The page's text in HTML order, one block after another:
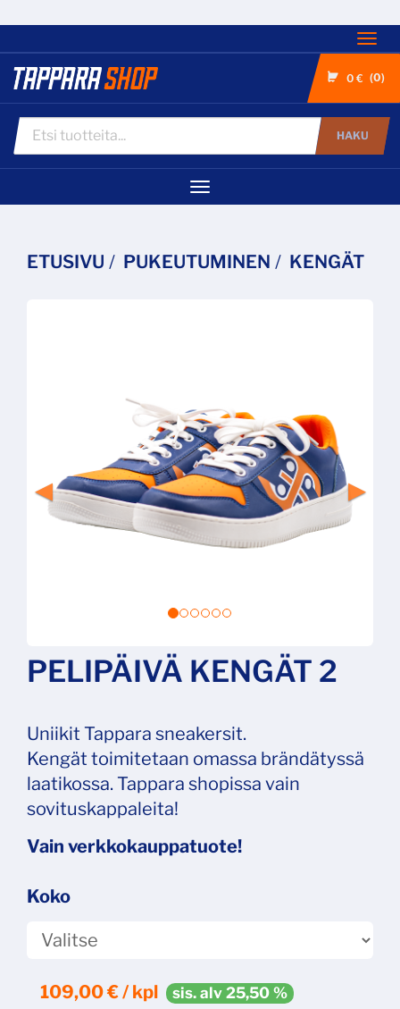
0 € 0
HAKU
Navigaatio
ETUSIVU PUKEUTUMINEN KENGÄT
PELIPÄIVÄ KENGÄT 2
Uniikit Tappara sneakersit.
Kengät toimitetaan omassa brändätyssä
laatikossa. Tappara shopissa vain
sovituskappaleita!
Vain verkkokauppatuote!
Koko
109,00€ / kpl sis. alv 25,50 %